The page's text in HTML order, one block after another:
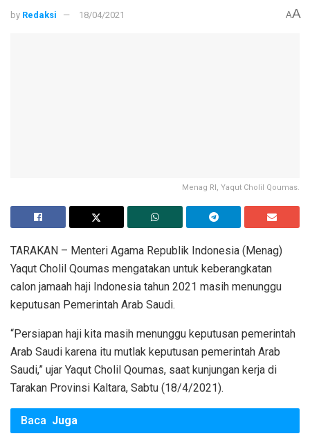
by Redaksi 18/04/2021 AA
Menag RI, Yaqut Cholil Qoumas.
TARAKAN – Menteri Agama Republik Indonesia (Menag)
Yaqut Cholil Qoumas mengatakan untuk keberangkatan
calon jamaah haji Indonesia tahun 2021 masih menunggu
keputusan Pemerintah Arab Saudi.
“Persiapan haji kita masih menunggu keputusan pemerintah
Arab Saudi karena itu mutlak keputusan pemerintah Arab
Saudi,” ujar Yaqut Cholil Qoumas, saat kunjungan kerja di
Tarakan Provinsi Kaltara, Sabtu (18/4/2021).
Baca Juga